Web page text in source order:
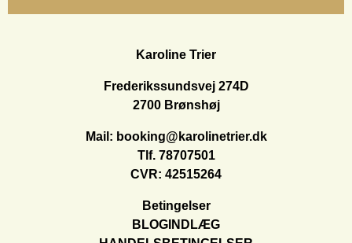
Karoline Trier
Frederikssundsvej 274D
2700 Brønshøj
Mail: booking@karolinetrier.dk
Tlf. 78707501
CVR: 42515264
Betingelser
BLOGINDLÆG